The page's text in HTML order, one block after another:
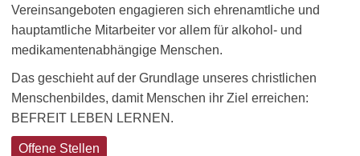
Vereinsangeboten engagieren sich ehrenamtliche und
hauptamtliche Mitarbeiter vor allem für alkohol- und
medikamentenabhängige Menschen.
Das geschieht auf der Grundlage unseres christlichen
Menschenbildes, damit Menschen ihr Ziel erreichen:
BEFREIT LEBEN LERNEN.
Offene Stellen